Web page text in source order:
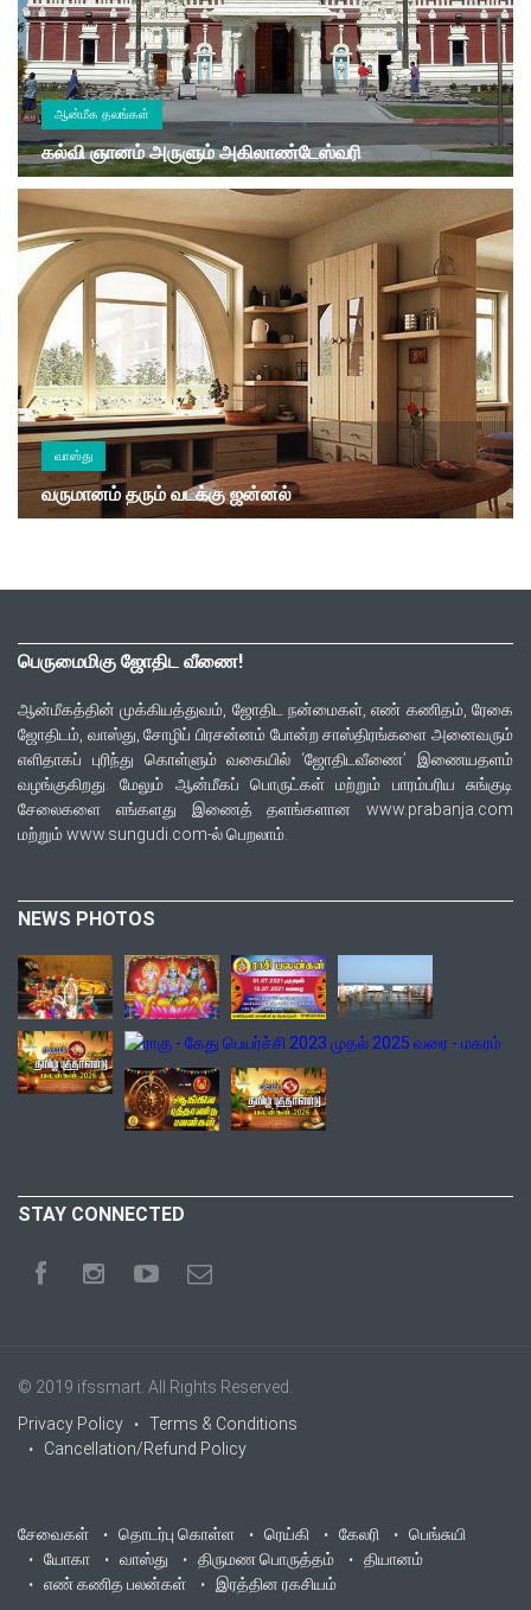
ஆன்மீக தலங்கள்
கல்வி ஞானம் அருளும் அகிலாண்டேஸ்வரி
வாஸ்து
வருமானம் தரும் வடக்கு ஜன்னல்
பெருமைமிகு ஜோதிட வீணை!
ஆன்மீகத்தின் முக்கியத்துவம், ஜோதிட நன்மைகள், எண் கணிதம், ரேகை
ஜோதிடம், வாஸ்து, சோழிப் பிரசன்னம் போன்ற சாஸ்திரங்களை அனைவரும்
எளிதாகப் புரிந்து கொள்ளும் வகையில் ‘ஜோதிடவீணை’ இணையதளம்
வழங்குகிறது. மேலும் ஆன்மீகப் பொருட்கள் மற்றும் பாரம்பரிய சுங்குடி
சேலைகளை எங்களது இணைத் தளங்களான www.prabanja.com
மற்றும் www.sungudi.com-ல் பெறலாம்.
NEWS PHOTOS
STAY CONNECTED
© 2019 ifssmart . All Rights Reserved.
Privacy Policy
Terms & Conditions
Cancellation/Refund Policy
சேவைகள் தொடர்பு கொள்ள ரெய்கி கேலரி
பெங்சுயி
யோகா
வாஸ்து திருமண பொருத்தம்
தியானம்
எண் கணித பலன்கள்
இரத்தின ரகசியம்